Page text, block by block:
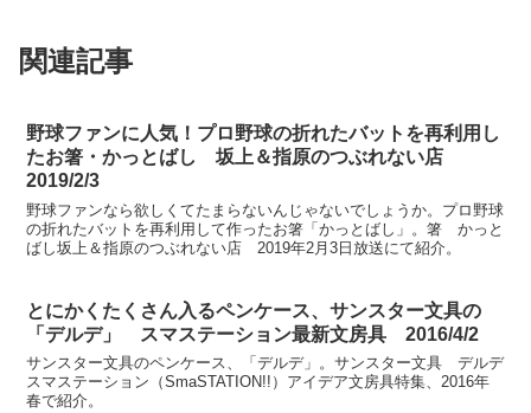
関連記事
野球ファンに人気！プロ野球の折れたバットを再利用し
たお箸・かっとばし 坂上＆指原のつぶれない店
2019/2/3
野球ファンなら欲しくてたまらないんじゃないでしょうか。プロ野球
の折れたバットを再利用して作ったお箸「かっとばし」。箸 かっと
ばし坂上＆指原のつぶれない店 2019年2月3日放送にて紹介。
とにかくたくさん入るペンケース、サンスター文具の
「デルデ」 スマステーション最新文房具 2016/4/2
サンスター文具のペンケース、「デルデ」。サンスター文具 デルデ
スマステーション（SmaSTATION!!）アイデア文房具特集、2016年
春で紹介。